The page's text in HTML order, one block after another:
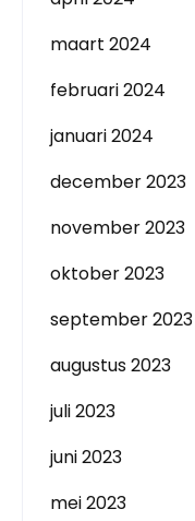
maart 2024
februari 2024
januari 2024
december 2023
november 2023
oktober 2023
september 2023
augustus 2023
juli 2023
juni 2023
mei 2023